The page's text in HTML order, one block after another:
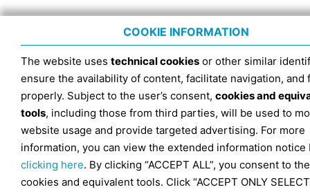
COOKIE INFORMATION
The website uses technical cookies or other similar
ensure the availability of content, facilitate navigation, and
properly. Subject to the user’s consent, cookies and
tools, including those from third parties, will be used to
website usage and provide targeted advertising. For more
information, you can view the extended information notice
clicking here. By clicking “ACCEPT ALL”, you consent to
cookies and equivalent tools. Click “ACCEPT ONLY